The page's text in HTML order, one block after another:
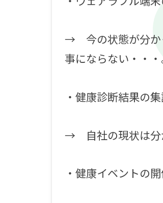
→ 今の状態が分か
事にならない・・・
・健康診断結果の
→ 自社の現状は分
・健康イベントの